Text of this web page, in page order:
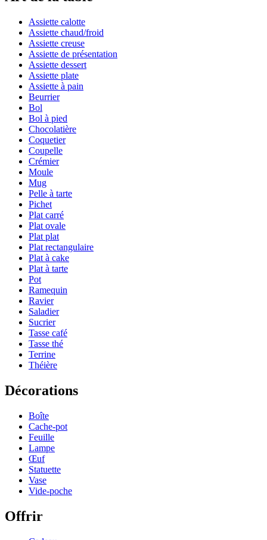
Assiette calotte
Assiette chaud/froid
Assiette creuse
Assiette de présentation
Assiette dessert
Assiette plate
Assiette à pain
Beurrier
Bol
Bol à pied
Chocolatière
Coquetier
Coupelle
Crémier
Moule
Mug
Pelle à tarte
Pichet
Plat carré
Plat ovale
Plat plat
Plat rectangulaire
Plat à cake
Plat à tarte
Pot
Ramequin
Ravier
Saladier
Sucrier
Tasse café
Tasse thé
Terrine
Théière
Décorations
Boîte
Cache-pot
Feuille
Lampe
Œuf
Statuette
Vase
Vide-poche
Offrir